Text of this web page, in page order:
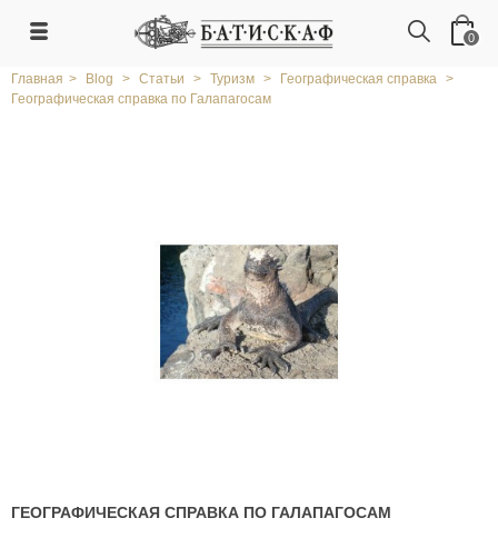
0
Главная > Blog > Статьи > Туризм > Географическая справка >
Географическая справка по Галапагосам
ГЕОГРАФИЧЕСКАЯ СПРАВКА ПО ГАЛАПАГОСАМ